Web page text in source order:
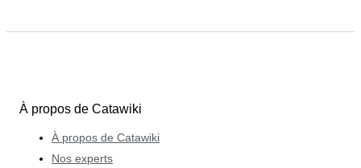
À propos de Catawiki
À propos de Catawiki
Nos experts